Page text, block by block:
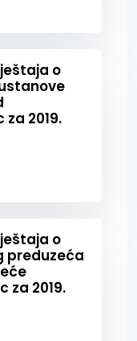
o
2019.
o
preduzeća
za 2019.